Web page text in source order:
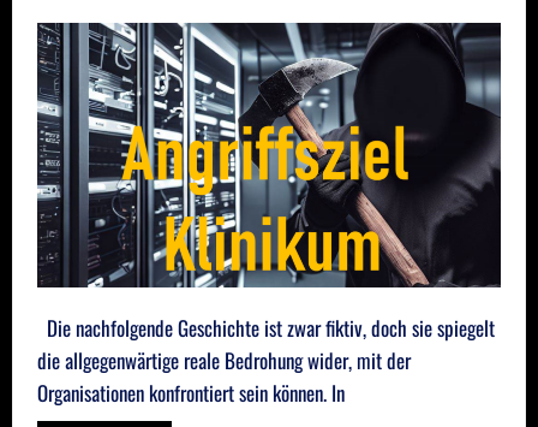
Die nachfolgende Geschichte ist zwar fiktiv, doch sie spiegelt
die allgegenwärtige reale Bedrohung wider, mit der
Organisationen konfrontiert sein können. In